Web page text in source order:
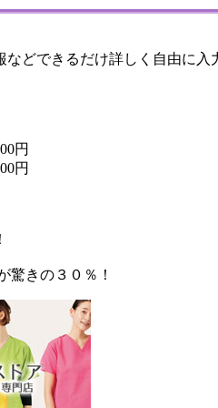
どできるだけ詳しく自由に入
円
円
驚きの３０％！